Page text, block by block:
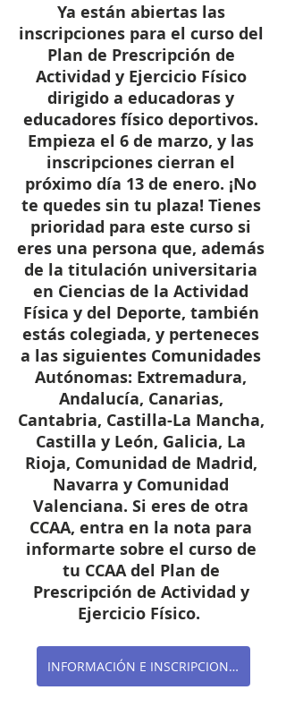
Ya están abiertas las
inscripciones para el curso del
Plan de Prescripción de
Actividad y Ejercicio Físico
dirigido a educadoras y
educadores físico deportivos.
Empieza el 6 de marzo, y las
inscripciones cierran el
próximo día 13 de enero. ¡No
te quedes sin tu plaza! Tienes
prioridad para este curso si
eres una persona que, además
de la titulación universitaria
en Ciencias de la Actividad
Física y del Deporte, también
estás colegiada, y perteneces
a las siguientes Comunidades
Autónomas: Extremadura,
Andalucía, Canarias,
Cantabria, Castilla-La Mancha,
Castilla y León, Galicia, La
Rioja, Comunidad de Madrid,
Navarra y Comunidad
Valenciana. Si eres de otra
CCAA, entra en la nota para
informarte sobre el curso de
tu CCAA del Plan de
Prescripción de Actividad y
Ejercicio Físico.
INFORMACIÓN E INSCRIPCIONES